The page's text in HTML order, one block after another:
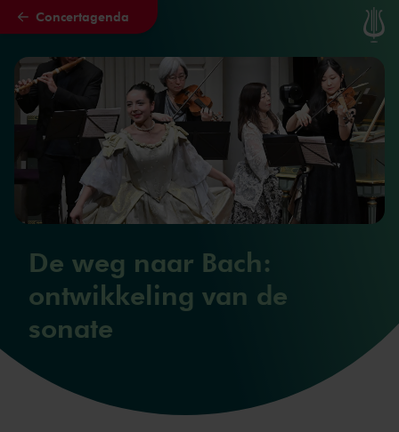
Naar hoofdcontent
Concertagenda
De weg naar Bach:
ontwikkeling van de
sonate